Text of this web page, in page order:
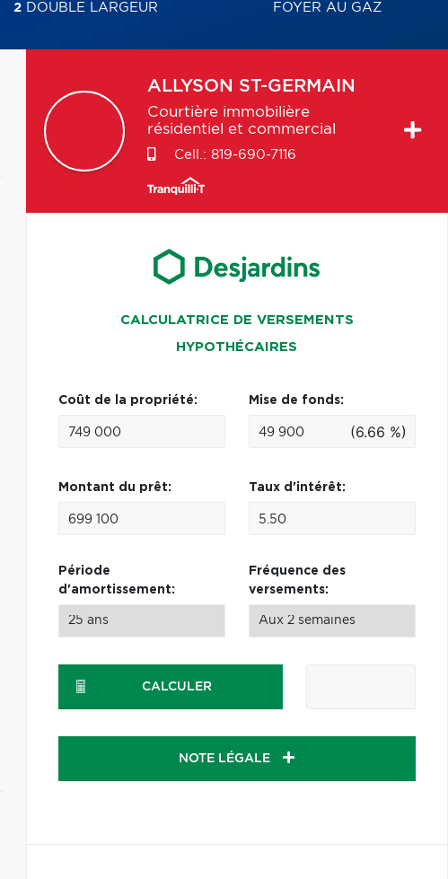
2 DOUBLE LARGEUR FOYER AU GAZ
ALLYSON ST-GERMAIN
Courtière immobilière
résidentiel et commercial
Cell.: 819-690-7116
CALCULATRICE DE VERSEMENTS
HYPOTHÉCAIRES
Coût de la propriété: Mise de fonds:
(6.66 %)
Montant du prêt: Taux d'intérêt:
Période
d'amortissement:
Fréquence des
versements:
CALCULER
NOTE LÉGALE